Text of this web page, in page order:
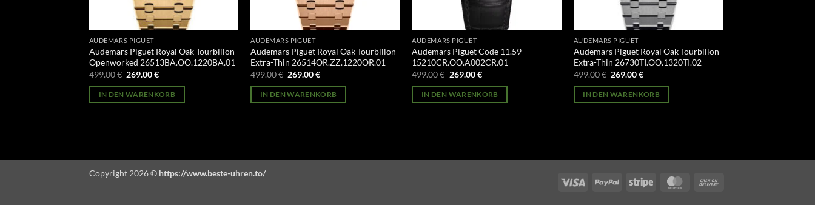
AUDEMARS PIGUET
Audemars Piguet Royal Oak Tourbillon
Openworked 26513BA.OO.1220BA.01
499.00€ Ursprünglicher
war:
499.00 €
269.00€Aktueller
ist:
269.00 €.
IN DEN WARENKORB
AUDEMARS PIGUET
Audemars Piguet Royal Oak Tourbillon
Extra-Thin 26514OR.ZZ.1220OR.01
499.00€ Ursprünglicher
war:
499.00 €
269.00€Aktueller
ist:
269.00 €.
IN DEN WARENKORB
AUDEMARS PIGUET
Audemars Piguet Code 11.59
15210CR.OO.A002CR.01
499.00€ Ursprünglicher
war:
499.00 €
269.00€Aktueller
ist:
269.00 €.
IN DEN WARENKORB
AUDEMARS PIGUET
Audemars Piguet Royal Oak Tourbillon
Extra-Thin 26730TI.OO.1320TI.02
499.00€ Ursprünglicher
war:
499.00 €
269.00€Aktueller
ist:
269.00 €.
IN DEN WARENKORB
Visa PayPal Stripe MasterCard
Copyright 2026 © https://www.beste-uhren.to/